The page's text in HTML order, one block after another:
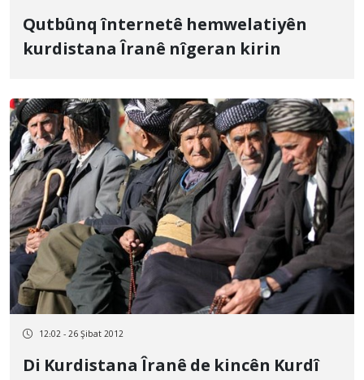
Qutbûnq înternetê hemwelatiyên
kurdistana Îranê nîgeran kirin
12:02 - 26 Şibat 2012
Di Kurdistana Îranê de kincên Kurdî